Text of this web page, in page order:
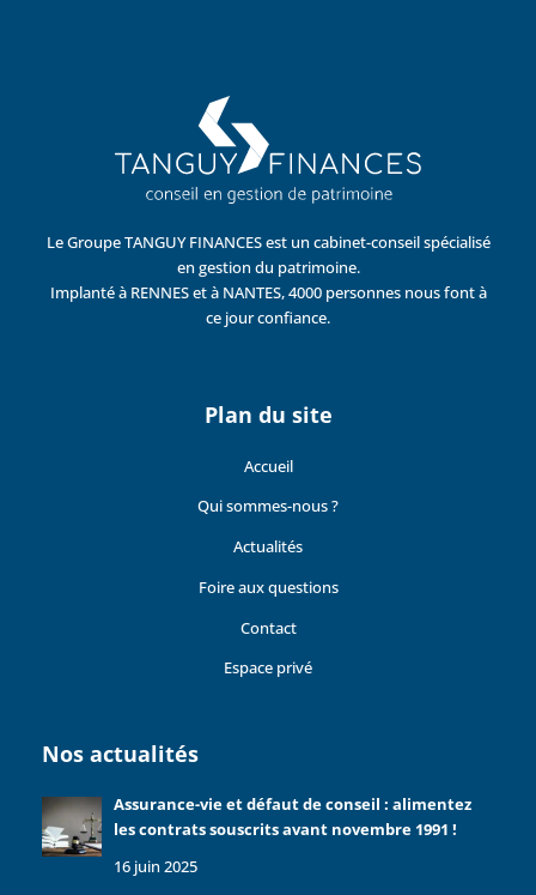
Le Groupe TANGUY FINANCES est un cabinet-conseil spécialisé
en gestion du patrimoine.
Implanté à RENNES et à NANTES, 4000 personnes nous font à
ce jour confiance.
Plan du site
Accueil
Qui sommes-nous ?
Actualités
Foire aux questions
Contact
Espace privé
Nos actualités
Assurance-vie et défaut de conseil : alimentez
les contrats souscrits avant novembre 1991 !
16 juin 2025